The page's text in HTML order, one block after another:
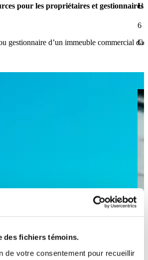
des fichiers témoins.
de votre consentement pour recueillir
pour les propriétaires et gestionnaires
gestionnaire d’un immeuble commercial
6